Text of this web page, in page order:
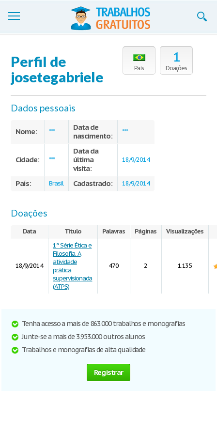
Cadastre-se
Entre
Blog
Contate-nos
País
1
Doações
Perfil de
josetegabriele
Dados pessoais
Nome: ***
Data de
nascimento:
***
Cidade: ***
Data da
última
visita:
18/9/2014
País: Brasil Cadastrado: 18/9/2014
Doações
Data Título Palavras Páginas Visualizações
18/9/2014
1ª Série Ética e
Filosofia. A
atividade
prática
supervisionada
(ATPS)
470 2 1.135
Tenha acesso a mais de 863.000 trabalhos e monografias
Junte-se a mais de 3.953.000 outros alunos
Trabalhos e monografias de alta qualidade
Registrar